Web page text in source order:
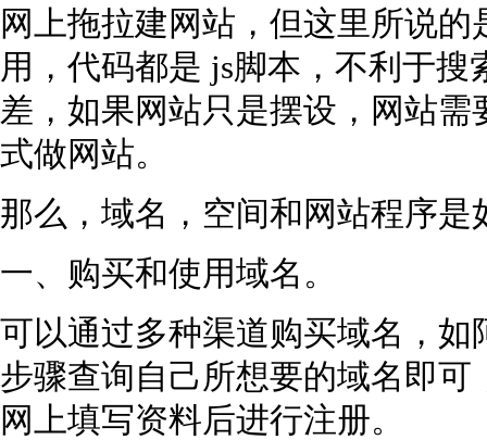
网上拖拉建网站，但这里所说
用，代码都是 js脚本，不利于
差，如果网站只是摆设，网站
式做网站。
那么，域名，空间和网站程序
一、购买和使用域名。
可以通过多种渠道购买域名，
步骤查询自己所想要的域名即
网上填写资料后进行注册。